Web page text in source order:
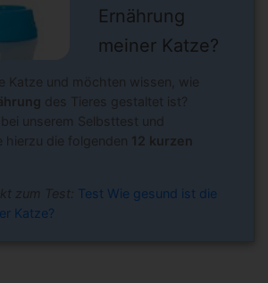
Ernährung
meiner Katze?
Katze und möchten wissen, wie
des Tieres gestaltet ist?
unserem Selbsttest und
hierzu die folgenden 12 kurzen
zum Test: Test Wie gesund ist die
Katze?